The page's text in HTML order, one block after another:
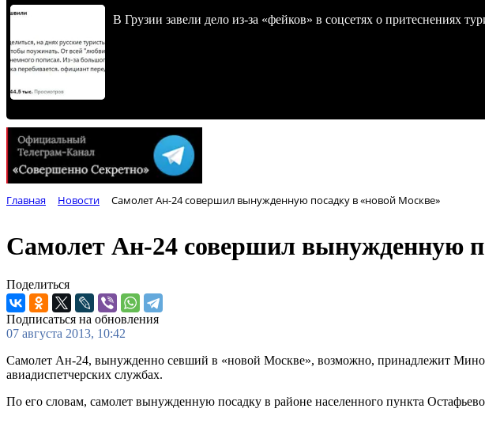
В Грузии завели дело из-за «фейков» в соцсетях о притеснениях
Главная Новости Самолет Ан-24 совершил вынужденную посадку в «новой Москве»
Самолет Ан-24 совершил вынужденную
Поделиться
Подписаться на обновления
07 августа 2013, 10:42
Самолет Ан-24, вынужденно севший в «новой Москве», возможно, принадлежит
авиадиспетчерских службах.
По его словам, самолет вынужденную посадку в районе населенного пункта